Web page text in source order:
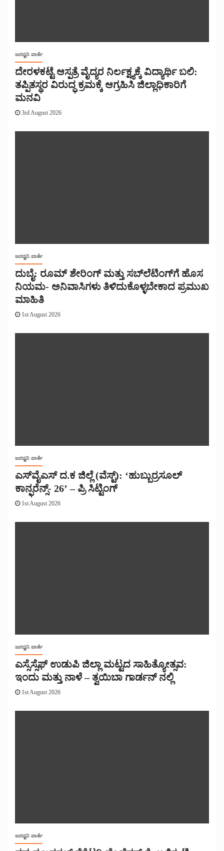
ಜನಧ್ವನಿ ವಾರ್ತೆ
ದೇರಳಕಟ್ಟೆ ಆಸ್ಪತ್ರೆ ವೈದ್ಯರ ನಿರ್ಲಕ್ಷ್ಯಕ್ಕೆ ವಿದ್ಯಾರ್ಥಿ ಬಲಿ:
ತಪ್ಪಿತಸ್ಥರ ವಿರುದ್ಧ ಕ್ರಮಕ್ಕೆ ಆಗ್ರಹಿಸಿ ಜಿಲ್ಲಾಧಿಕಾರಿಗೆ
ಮನವಿ
3rd August 2026
ಜನಧ್ವನಿ ವಾರ್ತೆ
ದುಬೈ: ರೂಮ್ ಶೇರಿಂಗ್ ಮತ್ತು ಸಬ್‌ಲೆಟಿಂಗ್‌ಗೆ ಹೊಸ
ನಿಯಮ- ಅನಿವಾಸಿಗಳು ತಿಳಿದುಕೊಳ್ಳಬೇಕಾದ ಪ್ರಮುಖ
ಮಾಹಿತಿ
1st August 2026
ಜನಧ್ವನಿ ವಾರ್ತೆ
ಎಸ್‌ವೈಎಸ್ ದ.ಕ ಜಿಲ್ಲೆ (ವೆಸ್ಟ್): ‘ಹುಬ್ಬುರ್ರಸೂಲ್
ಕಾನ್ಫರೆನ್ಸ್- 26’ – ಪ್ರಿ ಸಿಟ್ಟಿಂಗ್
1st August 2026
ಜನಧ್ವನಿ ವಾರ್ತೆ
ಎಸ್ಸೆಸ್ಸೆಫ್ ಉಡುಪಿ ಜಿಲ್ಲಾ ಮಟ್ಟದ ಸಾಹಿತ್ಯೋತ್ಸವ:
ಇಂದು ಮತ್ತು ನಾಳೆ – ತ್ವಯಿಬಾ ಗಾರ್ಡನ್ ನಲ್ಲಿ
1st August 2026
ಜನಧ್ವನಿ ವಾರ್ತೆ